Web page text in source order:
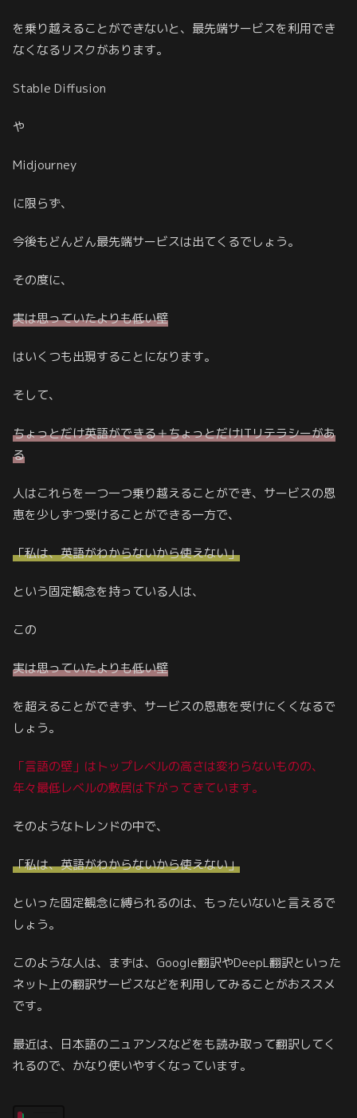
を乗り越えることができないと、最先端サービスを利用でき
なくなるリスクがあります。
Stable Diffusion
や
Midjourney
に限らず、
今後もどんどん最先端サービスは出てくるでしょう。
その度に、
実は思っていたよりも低い壁
はいくつも出現することになります。
そして、
ちょっとだけ英語ができる＋ちょっとだけITリテラシーがあ
る
人はこれらを一つ一つ乗り越えることができ、サービスの恩
恵を少しずつ受けることができる一方で、
「私は、英語がわからないから使えない」
という固定観念を持っている人は、
この
実は思っていたよりも低い壁
を超えることができず、サービスの恩恵を受けにくくなるで
しょう。
「言語の壁」はトップレベルの高さは変わらないものの、
年々最低レベルの敷居は下がってきています。
そのようなトレンドの中で、
「私は、英語がわからないから使えない」
といった固定観念に縛られるのは、もったいないと言えるで
しょう。
このような人は、まずは、Google翻訳やDeepL翻訳といった
ネット上の翻訳サービスなどを利用してみることがおススメ
です。
最近は、日本語のニュアンスなどをも読み取って翻訳してく
れるので、かなり使いやすくなっています。